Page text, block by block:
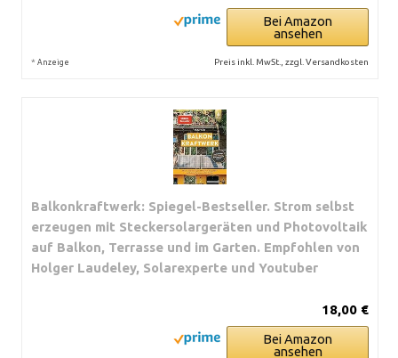
Bei Amazon
ansehen
* Anzeige Preis inkl. MwSt., zzgl. Versandkosten
Balkonkraftwerk: Spiegel-Bestseller. Strom selbst
erzeugen mit Steckersolargeräten und Photovoltaik
auf Balkon, Terrasse und im Garten. Empfohlen von
Holger Laudeley, Solarexperte und Youtuber
18,00 €
Bei Amazon
ansehen